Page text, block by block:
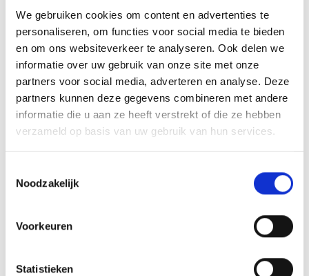
We gebruiken cookies om content en advertenties te
personaliseren, om functies voor social media te bieden
en om ons websiteverkeer te analyseren. Ook delen we
informatie over uw gebruik van onze site met onze
partners voor social media, adverteren en analyse. Deze
partners kunnen deze gegevens combineren met andere
informatie die u aan ze heeft verstrekt of die ze hebben
verzameld op basis van uw gebruik van hun services.
Noodzakelijk
Voorkeuren
Statistieken
Logopedie is meer dan
spraakles
Niet alleen problemen zoals slissen of
stotteren vallen onder logopedie. Ook
taalstoornissen, slikproblemen en andere
behandeld.
Kortom: logopedie draait om communicatie
gaat om duidelijk leren spreken, beter